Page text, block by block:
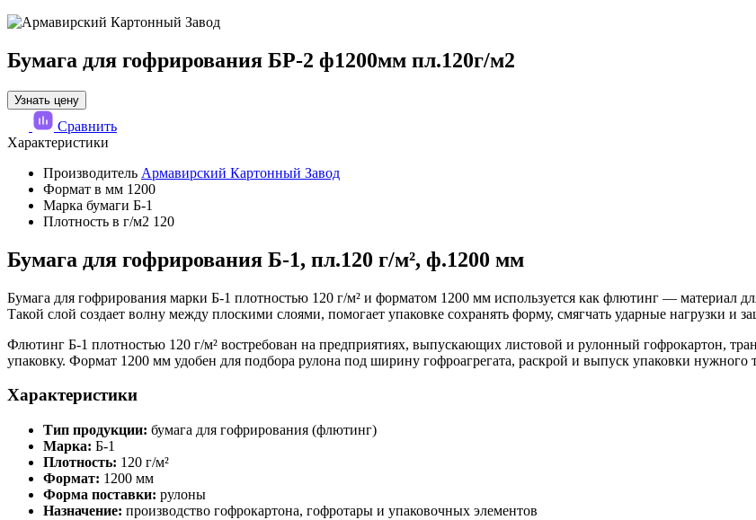
Бумага для гофрирования БР-2 ф1200мм пл.120г/м2
Узнать цену
Сравнить
Характеристики
Производитель Армавирский Картонный Завод
Формат в мм 1200
Марка бумаги Б-1
Плотность в г/м2 120
Бумага для гофрирования Б-1, пл.120 г/м², ф.1200 мм
Бумага для гофрирования марки Б-1 плотностью 120 г/м² и форматом 1200 мм используется как флютинг — материал
Такой слой создает волну между плоскими слоями, помогает упаковке сохранять форму, смягчать ударные нагрузки
Флютинг Б-1 плотностью 120 г/м² востребован на предприятиях, выпускающих листовой и рулонный гофрокартон,
упаковку. Формат 1200 мм удобен для подбора рулона под ширину гофроагрегата, раскрой и выпуск упаковки нужного
Характеристики
Тип продукции: бумага для гофрирования (флютинг)
Марка: Б-1
Плотность: 120 г/м²
Формат: 1200 мм
Форма поставки: рулоны
Назначение: производство гофрокартона, гофротары и упаковочных элементов